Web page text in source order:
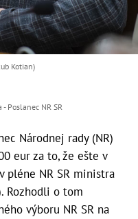
Kotian)
Poslanec NR SR
Národnej rady (NR)
eur za to, že ešte v
pléne NR SR ministra
Rozhodli o tom
výboru NR SR na